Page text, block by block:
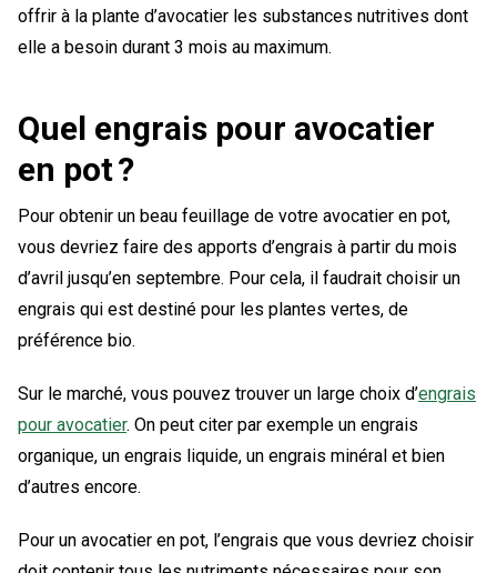
offrir à la plante d’avocatier les substances nutritives dont
elle a besoin durant 3 mois au maximum.
Quel engrais pour avocatier
en pot ?
Pour obtenir un beau feuillage de votre avocatier en pot,
vous devriez faire des apports d’engrais à partir du mois
d’avril jusqu’en septembre. Pour cela, il faudrait choisir un
engrais qui est destiné pour les plantes vertes, de
préférence bio.
Sur le marché, vous pouvez trouver un large choix d’engrais
pour avocatier. On peut citer par exemple un engrais
organique, un engrais liquide, un engrais minéral et bien
d’autres encore.
Pour un avocatier en pot, l’engrais que vous devriez choisir